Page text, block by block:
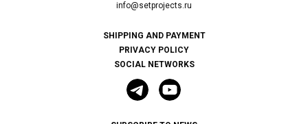
info@setprojects.ru
SOCIAL NETWORKS
SHIPPING AND PAYMENT
PRIVACY POLICY